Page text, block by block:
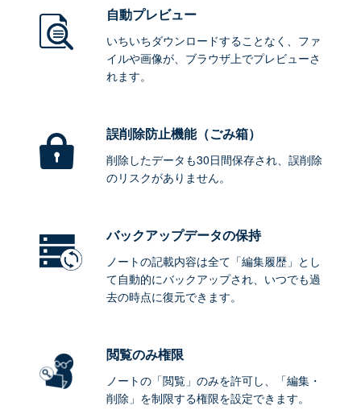
自動プレビュー
いちいちダウンロードすることなく、ファ
イルや画像が、ブラウザ上でプレビューさ
れます。
誤削除防止機能（ごみ箱）
削除したデータも30日間保存され、誤削除
のリスクがありません。
バックアップデータの保持
ノートの記載内容は全て「編集履歴」とし
て自動的にバックアップされ、いつでも過
去の時点に復元できます。
閲覧のみ権限
ノートの「閲覧」のみを許可し、「編集・
削除」を制限する権限を設定できます。